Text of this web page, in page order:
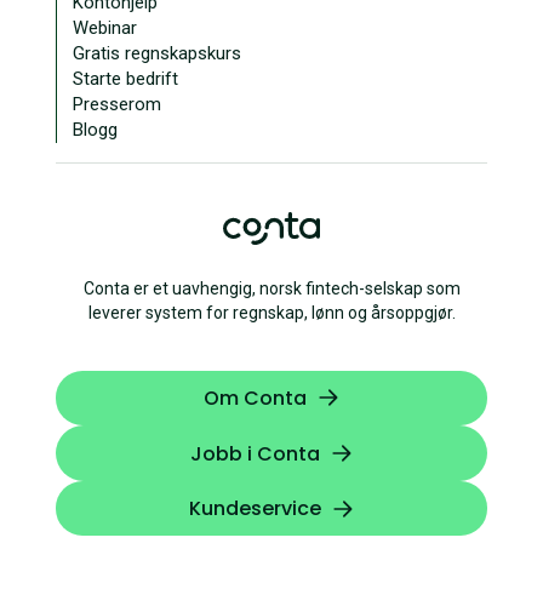
Conta er et uavhengig, norsk fintech-selskap som
leverer system for regnskap, lønn og årsoppgjør.
Om Conta
Jobb i Conta
Kundeservice
Webinar
Gratis regnskapskurs
Starte bedrift
Presserom
Blogg